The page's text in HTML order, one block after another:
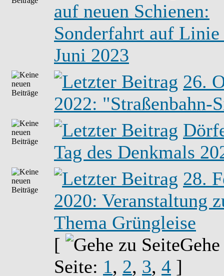
auf neuen Schienen:
Sonderfahrt auf Linie
Juni 2023
26.
2022: "Straßenbahn-
Tag des Denkmals
28.
2020: Veranstaltung
Thema Grüngleise
[
Seite: 1, 2, 3, 4 ]